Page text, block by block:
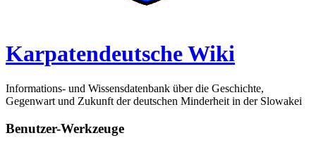
Karpatendeutsche Wiki
Informations- und Wissensdatenbank über die Geschichte,
Gegenwart und Zukunft der deutschen Minderheit in der Slowakei
Benutzer-Werkzeuge